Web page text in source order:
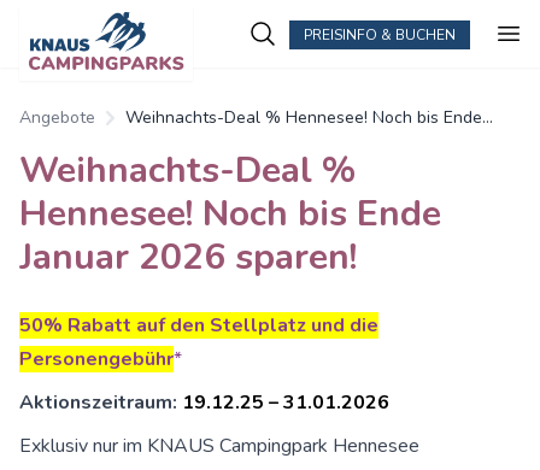
PREISINFO & BUCHEN
Angebote
Weihnachts-Deal % Hennesee! Noch bis Ende
Weihnachts-Deal %
Hennesee! Noch bis Ende
Januar 2026 sparen!
50% Rabatt auf den Stellplatz und die
Personengebühr*
Aktionszeitraum: 19.12.25 – 31.01.2026
Exklusiv nur im KNAUS Campingpark Hennesee